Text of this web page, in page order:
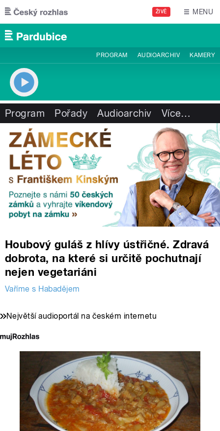
Přejít k hlavnímu obsahu
ŽIVĚ MENU
PROGRAM AUDIOARCHIV KAMERY
Program Pořady Audioarchiv Více…
Houbový guláš z hlívy ústřičné. Zdravá
dobrota, na které si určitě pochutnají
nejen vegetariáni
Vaříme s Habadějem
Největší audioportál na českém internetu